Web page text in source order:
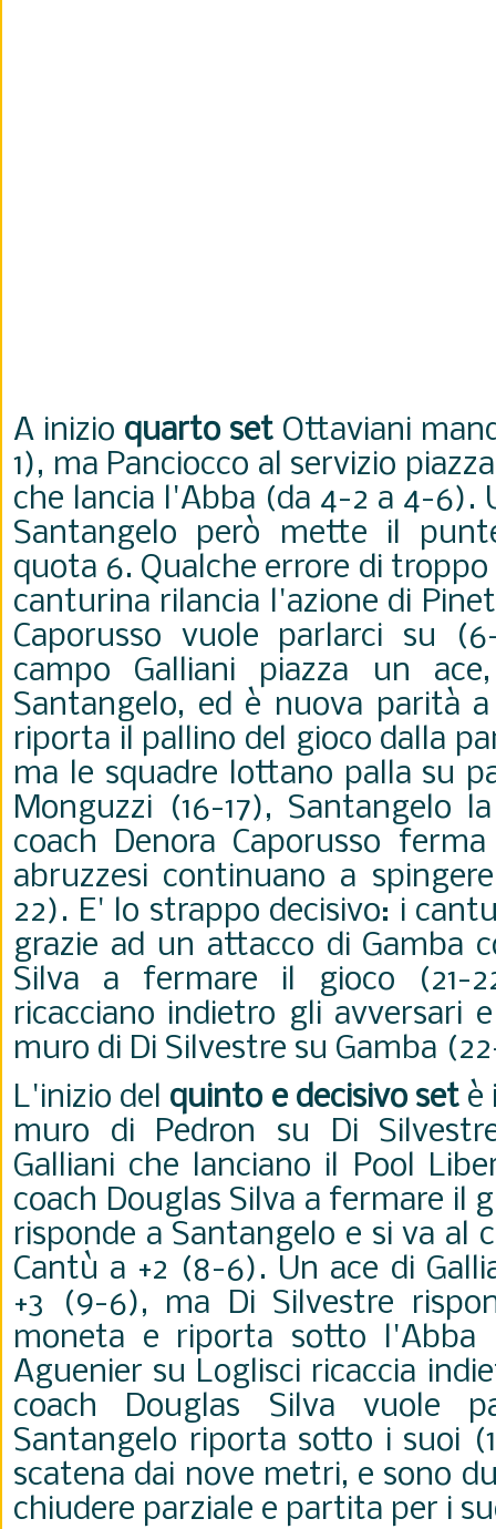
A inizio quarto set Ottaviani
1), ma Panciocco al servizio
che lancia l'Abba (da 4-2 a 4-6).
Santangelo però mette il
quota 6. Qualche errore di
canturina rilancia l'azione di
Caporusso vuole parlarci su
campo Galliani piazza un
Santangelo, ed è nuova parità
riporta il pallino del gioco dalla
ma le squadre lottano palla su
Monguzzi (16-17), Santangelo
coach Denora Caporusso
abruzzesi continuano a
22). E' lo strappo decisivo: i
grazie ad un attacco di Gamba
Silva a fermare il gioco (21-
ricacciano indietro gli avversari
muro di Di Silvestre su Gamba
L'inizio del quinto e decisivo set è
muro di Pedron su Di
Galliani che lanciano il Pool
coach Douglas Silva a fermare il
risponde a Santangelo e si va al
Cantù a +2 (8-6). Un ace di
+3 (9-6), ma Di Silvestre
moneta e riporta sotto
Aguenier su Loglisci ricaccia
coach Douglas Silva vuole
Santangelo riporta sotto i suoi
scatena dai nove metri, e sono
chiudere parziale e partita per i